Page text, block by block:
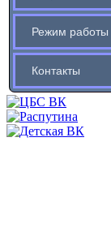
Режим работы
Контакты